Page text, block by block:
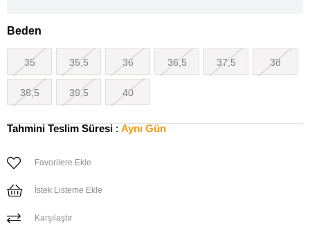
Beden
35 35,5 36 36,5 37,5 38
38,5 39,5 40
Tahmini Teslim Süresi : Aynı Gün
Favorilere Ekle
İstek Listeme Ekle
Karşılaştır